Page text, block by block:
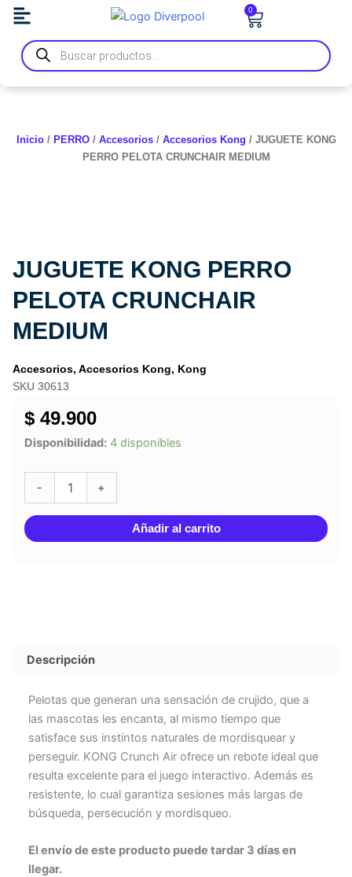
contenido
0
Carrito
Búsqueda
de
productos
Inicio/ PERRO/ Accesorios/ Accesorios Kong / JUGUETE KONG
PERRO PELOTA CRUNCHAIR MEDIUM
JUGUETE KONG PERRO
PELOTA CRUNCHAIR
MEDIUM
Accesorios, Accesorios Kong, Kong
SKU 30613
$49.900
Disponibilidad: 4 disponibles
-
JUGUETE
PERRO
PELOTA
CRUNCHAIR
MEDIUM
cantidad
+
Añadir al carrito
Descripción
Pelotas que generan una sensación de crujido, que a
las mascotas les encanta, al mismo tiempo que
satisface sus instintos naturales de mordisquear y
perseguir. KONG Crunch Air ofrece un rebote ideal que
resulta excelente para el juego interactivo. Además es
resistente, lo cual garantiza sesiones más largas de
búsqueda, persecución y mordisqueo.
El envío de este producto puede tardar 3 días en
llegar.